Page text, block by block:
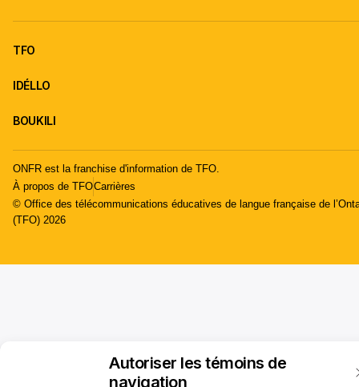
Autoriser les témoins de
navigation
TFO
IDÉLLO
BOUKILI
ONFR est la franchise d'information de TFO.
À propos de TFOCarrières
© Office des télécommunications éducatives de langue française de
(TFO) 2026